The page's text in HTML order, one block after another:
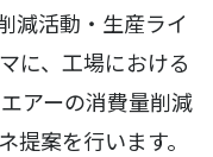
減活動・生産ライ
に、工場における
アーの消費量削減
提案を行います。